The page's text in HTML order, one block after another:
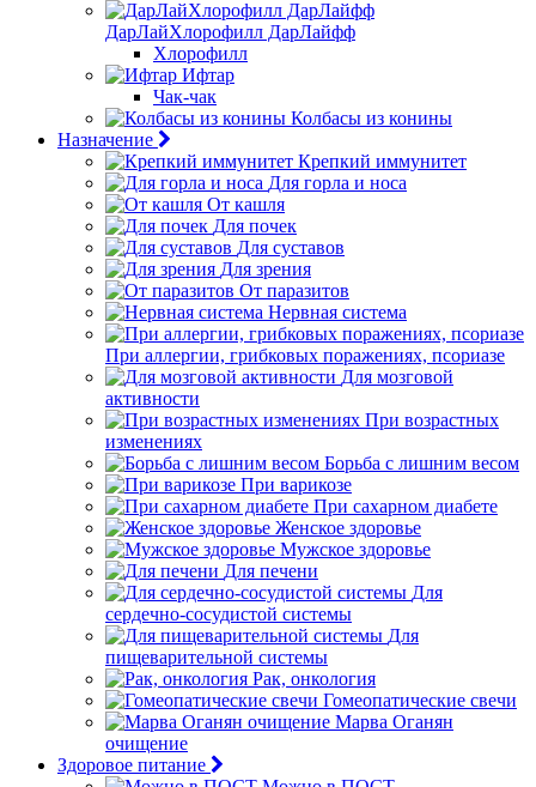
ДарЛайХлорофилл ДарЛайфф
Хлорофилл
Ифтар
Чак-чак
Колбасы из конины
Назначение
Крепкий иммунитет
Для горла и носа
От кашля
Для почек
Для суставов
Для зрения
От паразитов
Нервная система
При аллергии, грибковых поражениях, псориазе
Для мозговой
активности
При возрастных
изменениях
Борьба с лишним весом
При варикозе
При сахарном диабете
Женское здоровье
Мужское здоровье
Для печени
Для
сердечно-сосудистой системы
Для
пищеварительной системы
Рак, онкология
Гомеопатические свечи
Марва Оганян
очищение
Здоровое питание